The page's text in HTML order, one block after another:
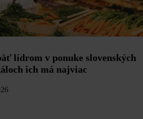
lídrom v ponuke slovenských
ich má najviac